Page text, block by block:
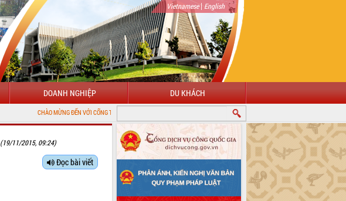
Vietnamese| English
DOANH NGHIỆP DU KHÁCH
CHÀO MỪNG ĐẾN VỚI CỔNG THÔNG TIN ĐIỆN TỬ TỈNH ĐẮK LẮK
(19/11/2015, 09:24)
Đọc bài viết